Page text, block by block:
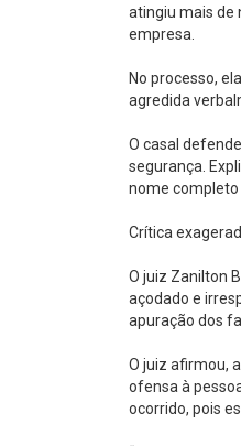
atingiu mais de
empresa.
No processo,
agredida
O casal
segurança.
nome completo
Crítica
O juiz Zanilton
açodado e
apuração dos
O juiz afirmou,
ofensa à
ocorrido, pois